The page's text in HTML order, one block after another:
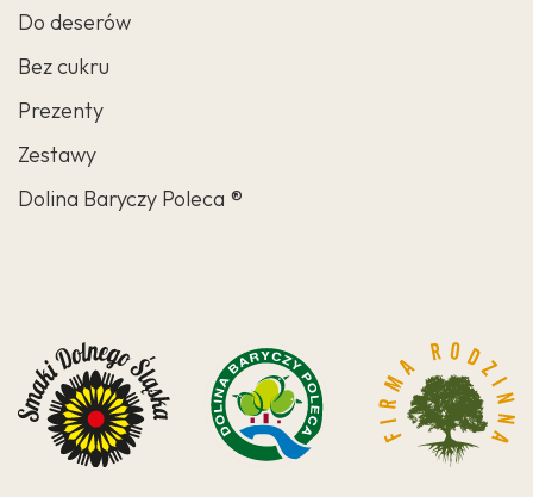
Do deserów
Bez cukru
Prezenty
Zestawy
Dolina Baryczy Poleca ®